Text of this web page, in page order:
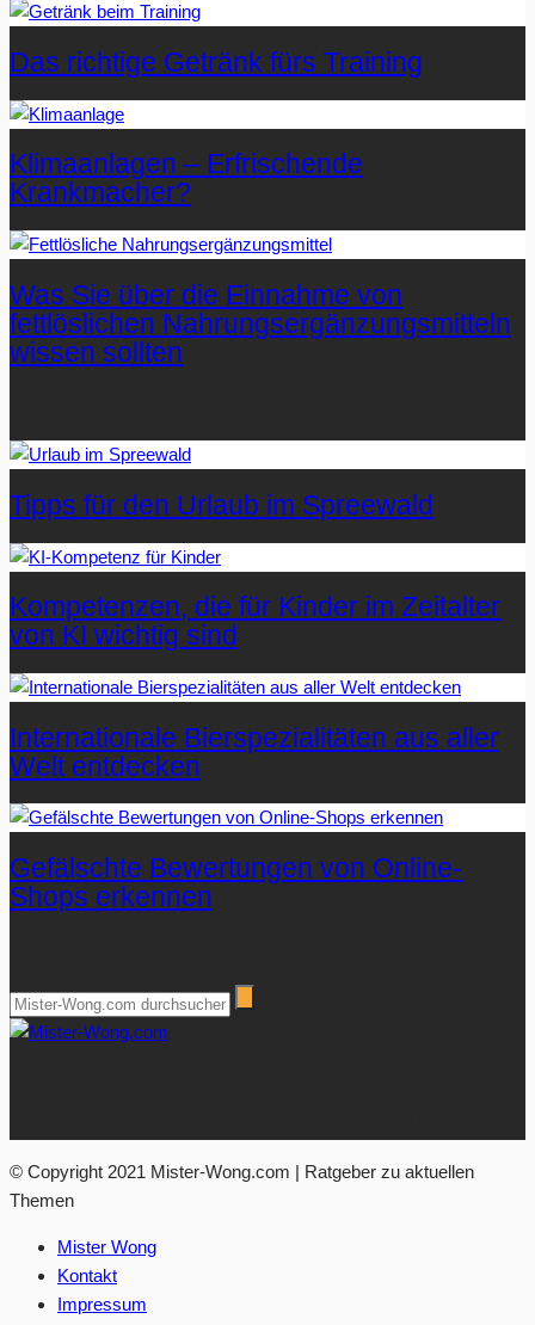
Das richtige Getränk fürs Training
Klimaanlagen – Erfrischende
Krankmacher?
Was Sie über die Einnahme von
fettlöslichen Nahrungsergänzungsmitteln
wissen sollten
Tipps für den Urlaub im Spreewald
Kompetenzen, die für Kinder im Zeitalter
von KI wichtig sind
Internationale Bierspezialitäten aus aller
Welt entdecken
Gefälschte Bewertungen von Online-
Shops erkennen
© Copyright 2021 Mister-Wong.com | Ratgeber zu aktuellen
Themen
Mister Wong
Kontakt
Impressum